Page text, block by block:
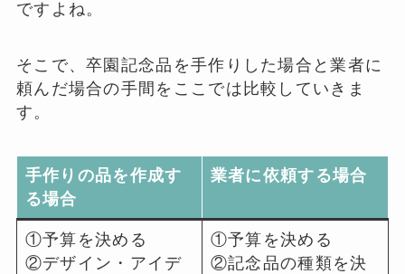
ですよね。
そこで、卒園記念品を手作りした場合と業者に
頼んだ場合の手間をここでは比較していきま
す。
手作りの品を作成す
る場合
業者に依頼する場合
①予算を決める
②デザイン・アイデ
①予算を決める
②記念品の種類を決